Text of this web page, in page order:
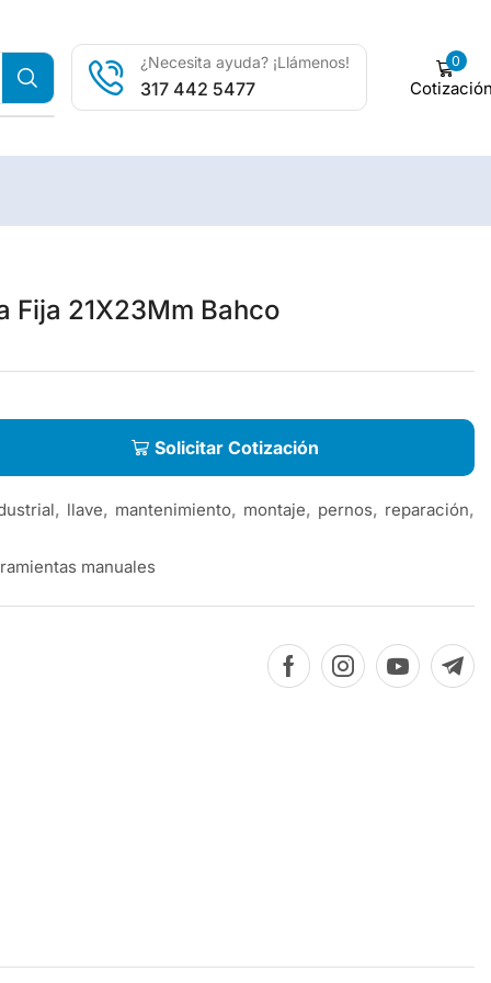
¿Necesita ayuda? ¡Llámenos!
317 442 5477
0
Fija 21X23Mm Bahco
Solicitar Cotización
, llave, mantenimiento, montaje, pernos, reparación,
manuales